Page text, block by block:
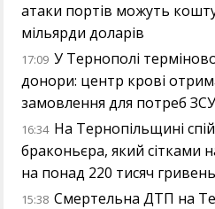
атаки портів можуть
мільярди доларів
17:09 У Тернополі
донори: центр крові
замовлення для потреб ЗСУ
16:34 На Тернопільщині
браконьєра, який сітками
на понад 220 тисяч гривень
15:38 Смертельна ДТП на